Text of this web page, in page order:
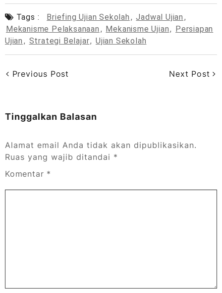
Tags : Briefing Ujian Sekolah , Jadwal Ujian ,
Mekanisme Pelaksanaan , Mekanisme Ujian, Persiapan
Ujian , Strategi Belajar, Ujian Sekolah
Previous Post Next Post
Tinggalkan Balasan
Alamat email Anda tidak akan dipublikasikan.
Ruas yang wajib ditandai *
Komentar *